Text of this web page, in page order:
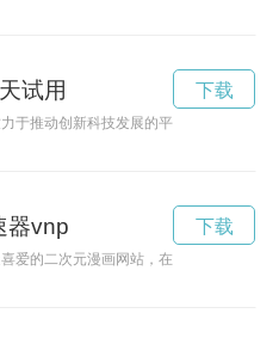
试用
于推动创新科技发展的平台，它能够加
下载
器vnp
爱的二次元漫画网站，在看漫画时，卡
下载